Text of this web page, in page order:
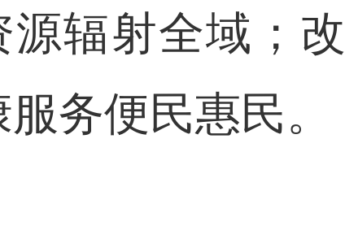
源辐射全域；
务便民惠民。